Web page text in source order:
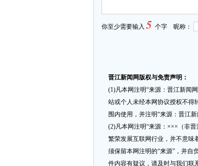
你至少需要输入5 个字 昵称：
晋江新闻网版权与免责声明：
(1)凡本网注明“来源：晋江新闻
站或个人未经本网协议授权不得
围内使用，并注明“来源：晋江
(2)凡本网注明“来源：×××（非
繁荣发展互联网行业，并不意味
须保留本网注明的“来源”，并自
件内容有疑议，请及时与我们联